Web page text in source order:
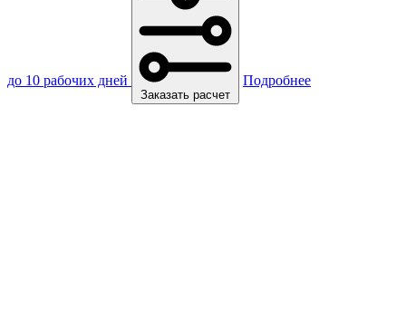
до 10 рабочих дней
Заказать расчет
Подробнее